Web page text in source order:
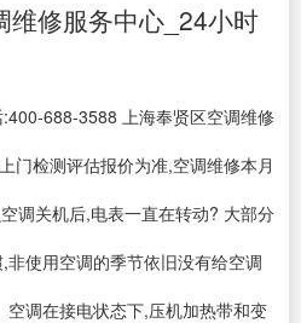
维修服务中心_24小时
688-3588 上海奉贤区空调维修
门检测评估报价为准,空调维修本月
调关机后,电表一直在转动? 大部分
使用空调的季节依旧没有给空调
调在接电状态下,压机加热带和变